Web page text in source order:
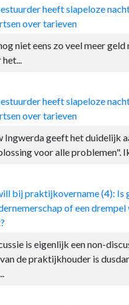
heeft slapeloze
over tarieven
niet eens zo veel meer geld
heeft slapeloze
over tarieven
Ingwerda geeft het duidelijk
voor alle problemen".
bij praktijkovername (4): Is
of een drempel
is eigenlijk een non-
de praktijkhouder is